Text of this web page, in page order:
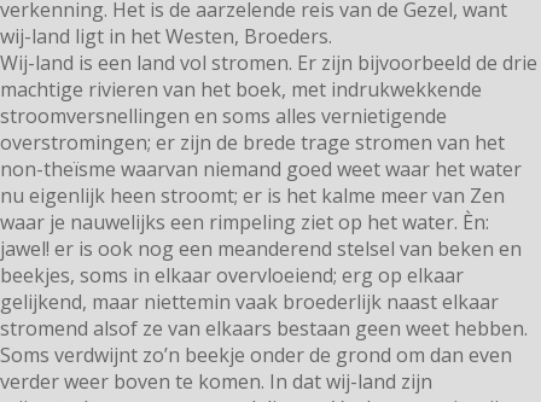
verkenning. Het is de aarzelende reis van de Gezel, want
wij-land ligt in het Westen, Broeders.
Wij-land is een land vol stromen. Er zijn bijvoorbeeld de drie
machtige rivieren van het boek, met indrukwekkende
stroomversnellingen en soms alles vernietigende
overstromingen; er zijn de brede trage stromen van het
non-theïsme waarvan niemand goed weet waar het water
nu eigenlijk heen stroomt; er is het kalme meer van Zen
waar je nauwelijks een rimpeling ziet op het water. Èn:
jawel! er is ook nog een meanderend stelsel van beken en
beekjes, soms in elkaar overvloeiend; erg op elkaar
gelijkend, maar niettemin vaak broederlijk naast elkaar
stromend alsof ze van elkaars bestaan geen weet hebben.
Soms verdwijnt zo’n beekje onder de grond om dan even
verder weer boven te komen. In dat wij-land zijn